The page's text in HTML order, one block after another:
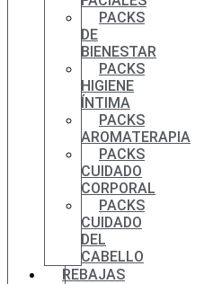
PACKS
DE
BIENESTAR
PACKS
HIGIENE
ÍNTIMA
PACKS
AROMATERAPIA
PACKS
CUIDADO
CORPORAL
PACKS
CUIDADO
DEL
CABELLO
REBAJAS